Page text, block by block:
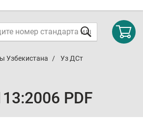
Узбекистана
Уз ДСт
PDF